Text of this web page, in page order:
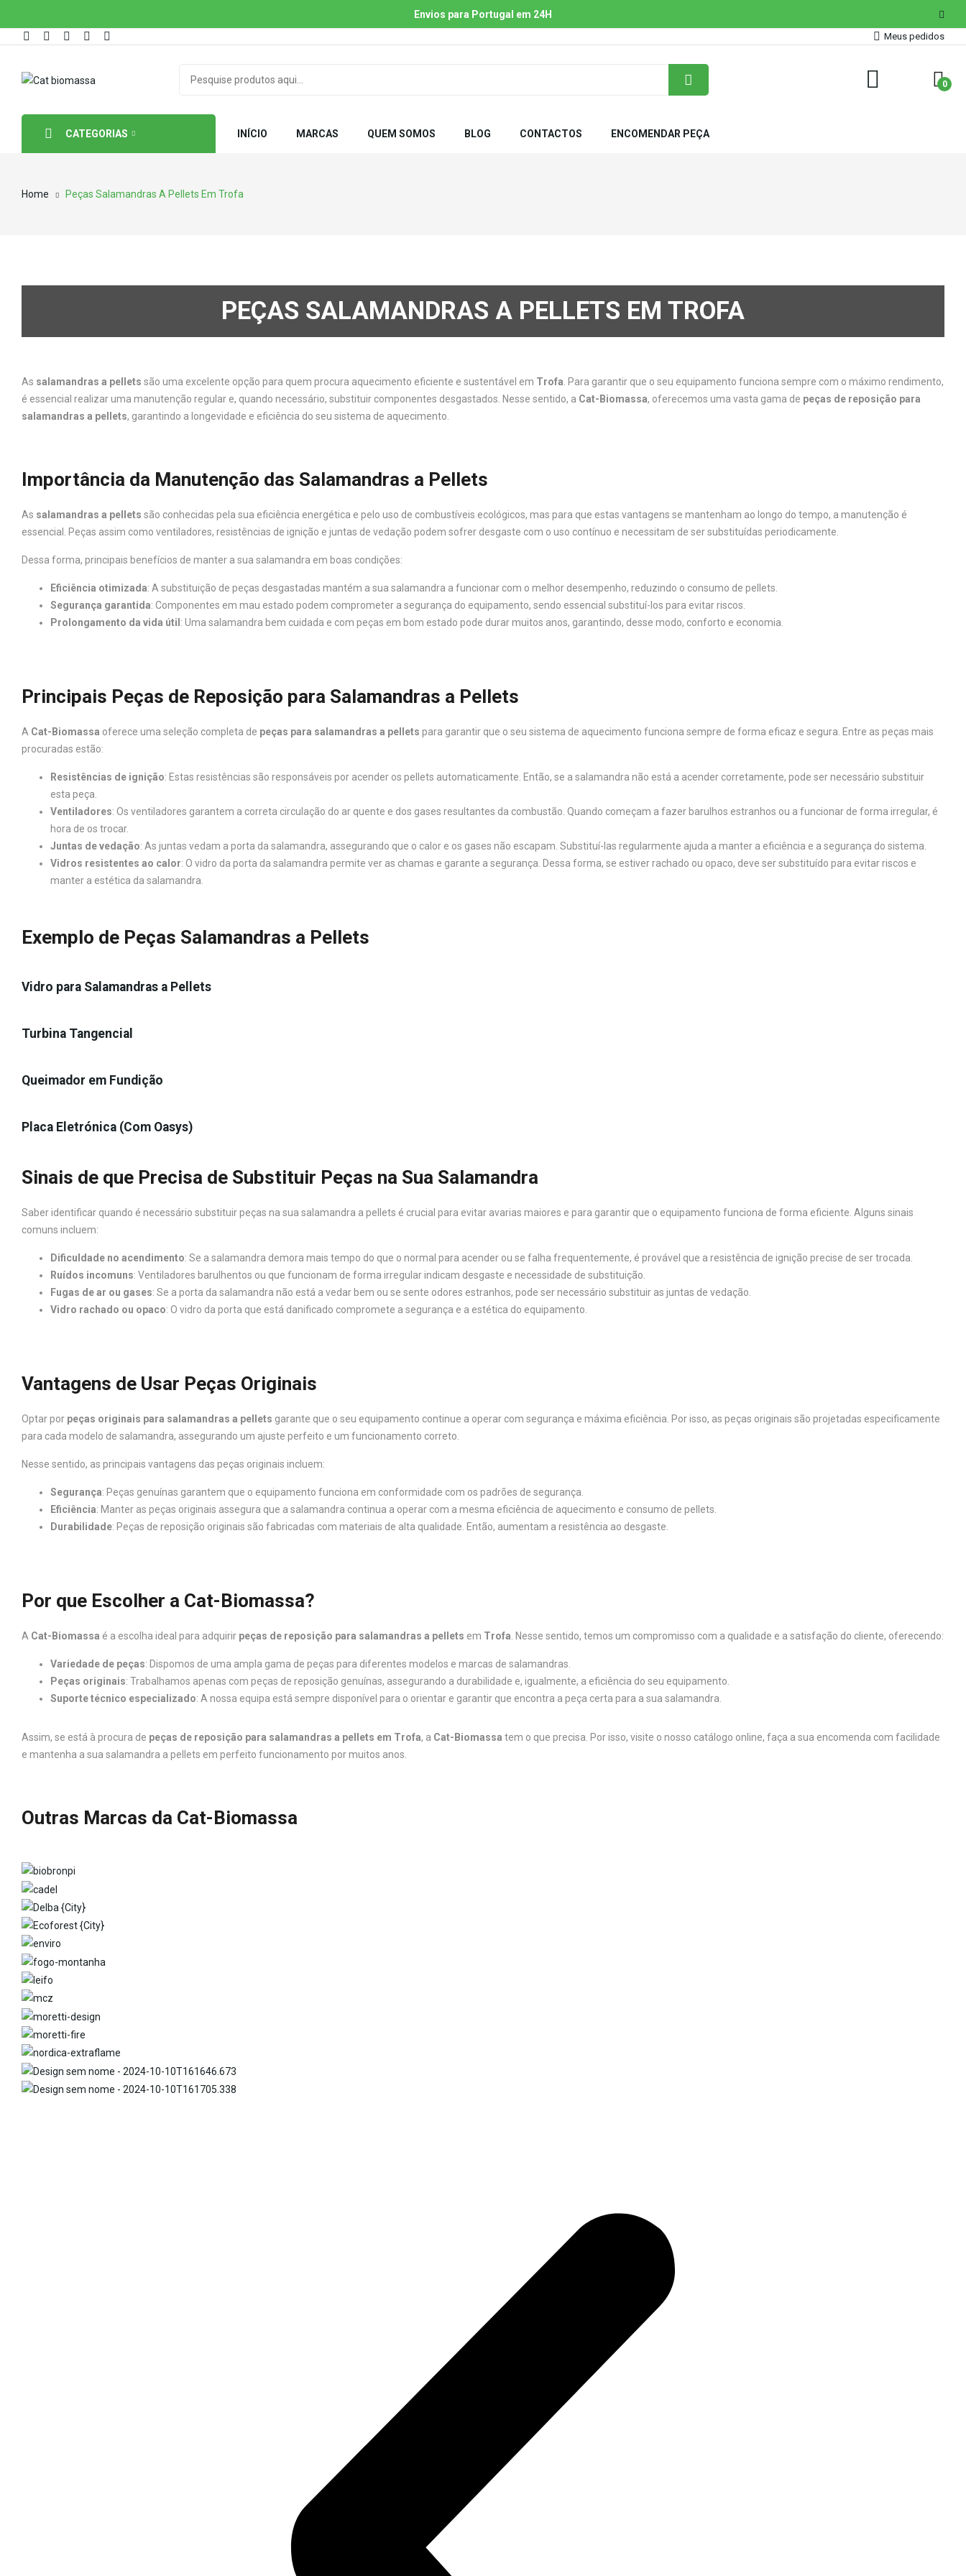
Envios para Portugal em 24H
Meus pedidos
0
CATEGORIAS INÍCIO MARCAS QUEM SOMOS BLOG CONTACTOS ENCOMENDAR PEÇA
Home Peças Salamandras A Pellets Em Trofa
PEÇAS SALAMANDRAS A PELLETS EM TROFA
As salamandras a pellets são uma excelente opção para quem procura aquecimento eficiente e sustentável em Trofa . Para garantir que o seu equipamento funciona sempre com o máximo rendimento,
é essencial realizar uma manutenção regular e, quando necessário, substituir componentes desgastados. Nesse sentido, a Cat-Biomassa, oferecemos uma vasta gama de peças de reposição para
salamandras a pellets, garantindo a longevidade e eficiência do seu sistema de aquecimento.
Importância da Manutenção das Salamandras a Pellets
As salamandras a pellets são conhecidas pela sua eficiência energética e pelo uso de combustíveis ecológicos, mas para que estas vantagens se mantenham ao longo do tempo, a manutenção é
essencial. Peças assim como ventiladores, resistências de ignição e juntas de vedação podem sofrer desgaste com o uso contínuo e necessitam de ser substituídas periodicamente.
Dessa forma, principais benefícios de manter a sua salamandra em boas condições:
Eficiência otimizada: A substituição de peças desgastadas mantém a sua salamandra a funcionar com o melhor desempenho, reduzindo o consumo de pellets.
Segurança garantida: Componentes em mau estado podem comprometer a segurança do equipamento, sendo essencial substituí-los para evitar riscos.
Prolongamento da vida útil : Uma salamandra bem cuidada e com peças em bom estado pode durar muitos anos, garantindo, desse modo, conforto e economia.
Principais Peças de Reposição para Salamandras a Pellets
A Cat-Biomassa oferece uma seleção completa de peças para salamandras a pellets para garantir que o seu sistema de aquecimento funciona sempre de forma eficaz e segura. Entre as peças mais
procuradas estão:
Resistências de ignição: Estas resistências são responsáveis por acender os pellets automaticamente. Então, se a salamandra não está a acender corretamente, pode ser necessário substituir
esta peça.
Ventiladores: Os ventiladores garantem a correta circulação do ar quente e dos gases resultantes da combustão. Quando começam a fazer barulhos estranhos ou a funcionar de forma irregular, é
hora de os trocar.
Juntas de vedação: As juntas vedam a porta da salamandra, assegurando que o calor e os gases não escapam. Substituí-las regularmente ajuda a manter a eficiência e a segurança do sistema.
Vidros resistentes ao calor: O vidro da porta da salamandra permite ver as chamas e garante a segurança. Dessa forma, se estiver rachado ou opaco, deve ser substituído para evitar riscos e
manter a estética da salamandra.
Exemplo de Peças Salamandras a Pellets
Vidro para Salamandras a Pellets
Turbina Tangencial
Queimador em Fundição
Placa Eletrónica (Com Oasys)
Sinais de que Precisa de Substituir Peças na Sua Salamandra
Saber identificar quando é necessário substituir peças na sua salamandra a pellets é crucial para evitar avarias maiores e para garantir que o equipamento funciona de forma eficiente. Alguns sinais
comuns incluem:
Dificuldade no acendimento: Se a salamandra demora mais tempo do que o normal para acender ou se falha frequentemente, é provável que a resistência de ignição precise de ser trocada.
Ruídos incomuns: Ventiladores barulhentos ou que funcionam de forma irregular indicam desgaste e necessidade de substituição.
Fugas de ar ou gases: Se a porta da salamandra não está a vedar bem ou se sente odores estranhos, pode ser necessário substituir as juntas de vedação.
Vidro rachado ou opaco: O vidro da porta que está danificado compromete a segurança e a estética do equipamento.
Vantagens de Usar Peças Originais
Optar por peças originais para salamandras a pellets garante que o seu equipamento continue a operar com segurança e máxima eficiência. Por isso, as peças originais são projetadas especificamente
para cada modelo de salamandra, assegurando um ajuste perfeito e um funcionamento correto.
Nesse sentido, as principais vantagens das peças originais incluem:
Segurança: Peças genuínas garantem que o equipamento funciona em conformidade com os padrões de segurança.
Eficiência: Manter as peças originais assegura que a salamandra continua a operar com a mesma eficiência de aquecimento e consumo de pellets.
Durabilidade: Peças de reposição originais são fabricadas com materiais de alta qualidade. Então, aumentam a resistência ao desgaste.
Por que Escolher a Cat-Biomassa?
A Cat-Biomassa é a escolha ideal para adquirir peças de reposição para salamandras a pellets em Trofa . Nesse sentido, temos um compromisso com a qualidade e a satisfação do cliente, oferecendo:
Variedade de peças: Dispomos de uma ampla gama de peças para diferentes modelos e marcas de salamandras.
Peças originais: Trabalhamos apenas com peças de reposição genuínas, assegurando a durabilidade e, igualmente, a eficiência do seu equipamento.
Suporte técnico especializado: A nossa equipa está sempre disponível para o orientar e garantir que encontra a peça certa para a sua salamandra.
Assim, se está à procura de peças de reposição para salamandras a pellets em Trofa, a Cat-Biomassa tem o que precisa. Por isso, visite o nosso catálogo online, faça a sua encomenda com facilidade
e mantenha a sua salamandra a pellets em perfeito funcionamento por muitos anos.
Outras Marcas da Cat-Biomassa